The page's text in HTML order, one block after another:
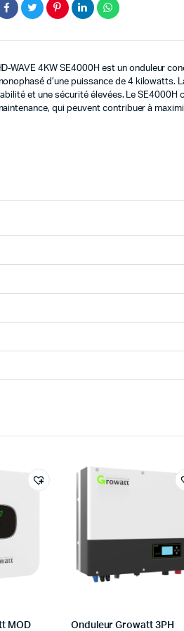
WAVE 4KW SE4000H est un onduleur
d’une puissance de 4 kilowatts.
et une sécurité élevées. Le
qui peuvent contribuer à
MOD
Onduleur Growatt 3PH